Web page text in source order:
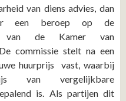
van diens advies, dan
een beroep op de
van de Kamer van
commissie stelt na een
huurprijs vast, waarbij
vergelijkbare
is. Als partijen dit